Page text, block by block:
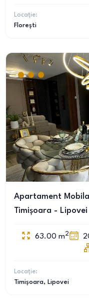
Locație:
Florești
Apartament
Timișoara - Lipovei
63.00 m2
Locație:
Timișoara, Lipovei